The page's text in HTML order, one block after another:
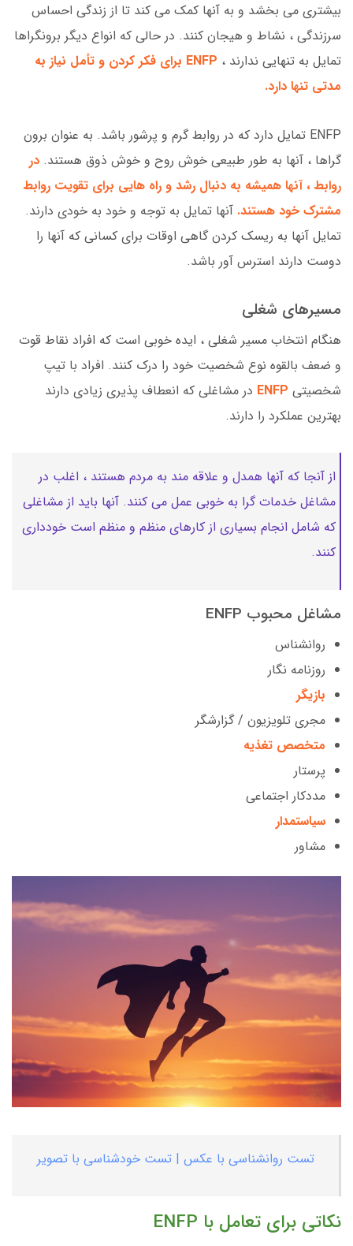
بیشتری می بخشد و به آنها کمک می کند تا از زندگی احساس
سرزندگی ، نشاط و هیجان کنند. در حالی که انواع دیگر برونگراها
تمایل به تنهایی ندارند ،
ENFP برای فکر کردن و تأمل نیاز به
مدتی تنها دارد.
ENFP تمایل دارد که در روابط گرم و پرشور باشد. به عنوان برون
گراها ، آنها به طور طبیعی خوش روح و خوش ذوق هستند. در
روابط ، آنها همیشه به دنبال رشد و راه هایی برای تقویت روابط
مشترک خود هستند. آنها تمایل به توجه و خود به خودی دارند.
تمایل آنها به ریسک کردن گاهی اوقات برای کسانی که آنها را
دوست دارند استرس آور باشد.
مسیرهای شغلی
هنگام انتخاب مسیر شغلی ، ایده خوبی است که افراد نقاط قوت
و ضعف بالقوه نوع شخصیت خود را درک کنند. افراد با تیپ
شخصیتی ENFP در مشاغلی که انعطاف پذیری زیادی دارند
بهترین عملکرد را دارند.
از آنجا که آنها همدل و علاقه مند به مردم هستند ، اغلب در
مشاغل خدمات گرا به خوبی عمل می کنند. آنها باید از مشاغلی
که شامل انجام بسیاری از کارهای منظم و منظم است خودداری
کنند.
مشاغل محبوب ENFP
روانشناس
روزنامه نگار
بازیگر
مجری تلویزیون / گزارشگر
متخصص تغذیه
پرستار
مددکار اجتماعی
سیاستمدار
مشاور
تست روانشناسی با عکس | تست خودشناسی با تصویر
نکاتی برای تعامل با ENFP